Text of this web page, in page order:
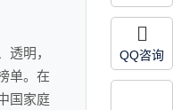
透明，
单。在
国家庭
QQ咨询